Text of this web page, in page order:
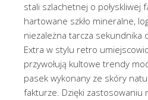
stali szlachetnej o połyskliwej
hartowane szkło mineralne,
niezależna tarcza sekundnika
Extra w stylu retro
przywołują kultowe trendy
pasek wykonany ze skóry
fakturze. Dzięki zastosowaniu